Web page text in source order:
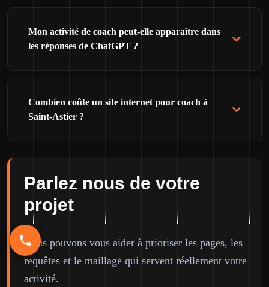
Mon activité de coach peut-elle apparaître dans
les réponses de ChatGPT ?
Combien coûte un site internet pour coach à
Saint-Astier ?
Parlez nous de votre
projet
Nous pouvons vous aider à prioriser les pages, les
requêtes et le maillage qui servent réellement votre
activité.